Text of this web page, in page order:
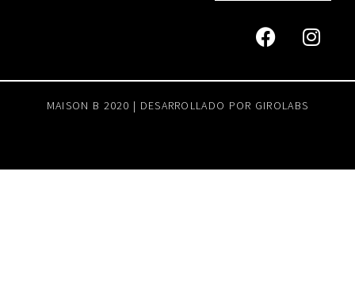
MAISON B 2020 | DESARROLLADO POR GIROLABS